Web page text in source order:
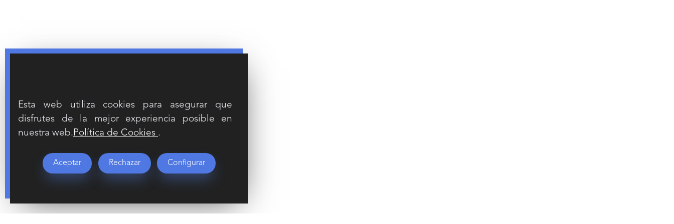
Esta web utiliza cookies para asegurar que
disfrutes de la mejor experiencia posible en
nuestra web. Política de Cookies .
Aceptar Rechazar Configurar